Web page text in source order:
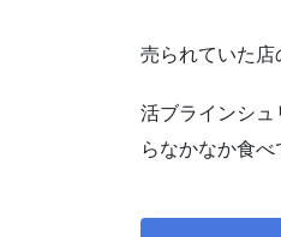
売られていた店
活ブラインシ
らなかなか食べ